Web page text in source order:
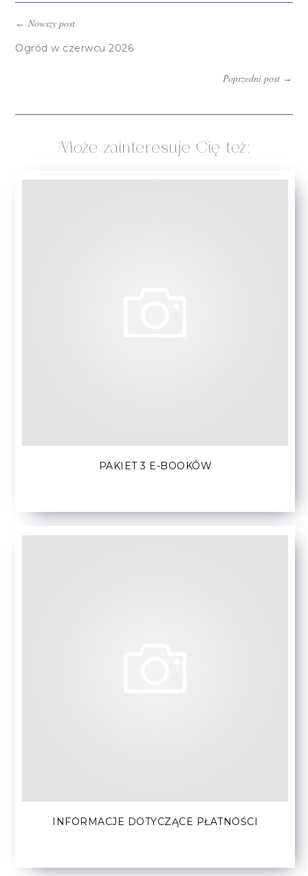
←Nowszy post
Ogród w czerwcu 2026
Poprzedni post→
Może zainteresuje Cię też:
PAKIET 3 E-BOOKÓW
INFORMACJE DOTYCZĄCE PŁATNOŚCI